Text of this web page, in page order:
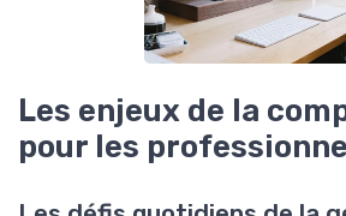
Les enjeux de la
pour les